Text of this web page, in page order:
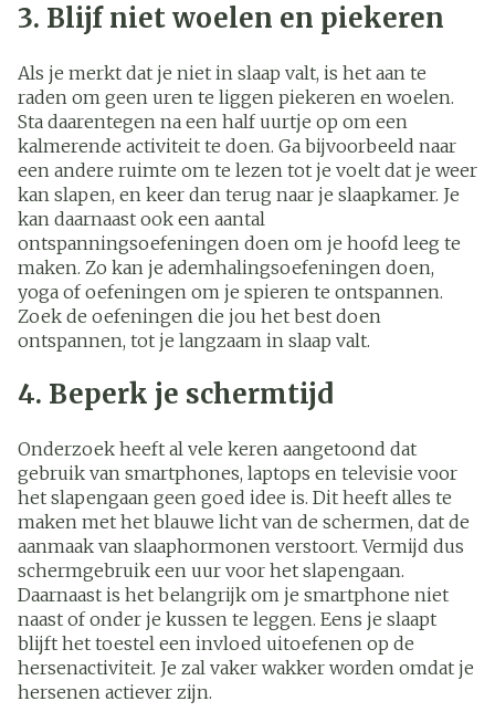
3. Blijf niet woelen en piekeren
Als je merkt dat je niet in slaap valt, is het aan te
raden om geen uren te liggen piekeren en woelen.
Sta daarentegen na een half uurtje op om een
kalmerende activiteit te doen. Ga bijvoorbeeld naar
een andere ruimte om te lezen tot je voelt dat je weer
kan slapen, en keer dan terug naar je slaapkamer. Je
kan daarnaast ook een aantal
ontspanningsoefeningen doen om je hoofd leeg te
maken. Zo kan je ademhalingsoefeningen doen,
yoga of oefeningen om je spieren te ontspannen.
Zoek de oefeningen die jou het best doen
ontspannen, tot je langzaam in slaap valt.
4. Beperk je schermtijd
Onderzoek heeft al vele keren aangetoond dat
gebruik van smartphones, laptops en televisie voor
het slapengaan geen goed idee is. Dit heeft alles te
maken met het blauwe licht van de schermen, dat de
aanmaak van slaaphormonen verstoort. Vermijd dus
schermgebruik een uur voor het slapengaan.
Daarnaast is het belangrijk om je smartphone niet
naast of onder je kussen te leggen. Eens je slaapt
blijft het toestel een invloed uitoefenen op de
hersenactiviteit. Je zal vaker wakker worden omdat je
hersenen actiever zijn.